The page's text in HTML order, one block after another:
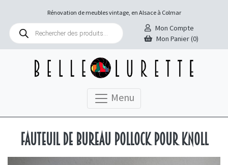
Rénovation de meubles vintage, en Alsace à Colmar
Recherche
produits
Mon Compte
Mon Panier (0)
Menu
Fauteuil de bureau Pollock pour Knoll